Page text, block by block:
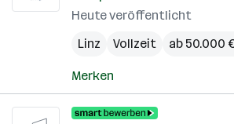
Heute veröffentlicht
Linz
Vollzeit ab 50.000
Merken